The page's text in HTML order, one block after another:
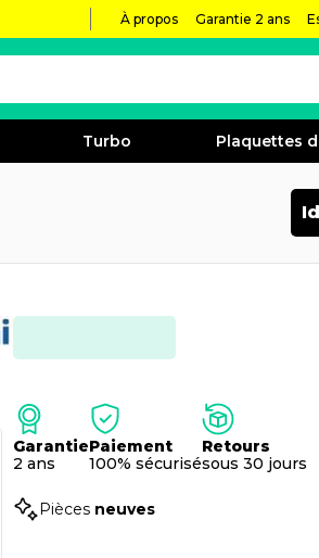
À propos Garantie 2 ans
Turbo Plaquettes
Garantie
2 ans
Paiement
100% sécurisé
Retours
sous 30 jours
Pièces neuves